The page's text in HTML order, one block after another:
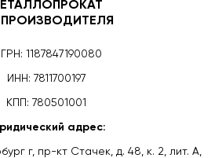
1187847190080
ИНН: 7811700197
КПП: 780501001
адрес:
г, пр-кт Стачек, д. 48, к. 2, лит. А,